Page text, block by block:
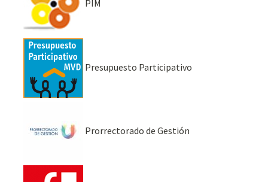
PIM
Presupuesto Participativo
Prorrectorado de Gestión